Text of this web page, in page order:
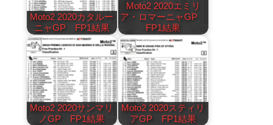
Moto2 2020カタルー
ニャGP FP1結果
Moto2 2020エミリ
ア・ロマーニャGP
FP1結果
Moto2 2020サンマリ
ノGP FP1結果
Moto2 2020スティリ
アGP FP1結果